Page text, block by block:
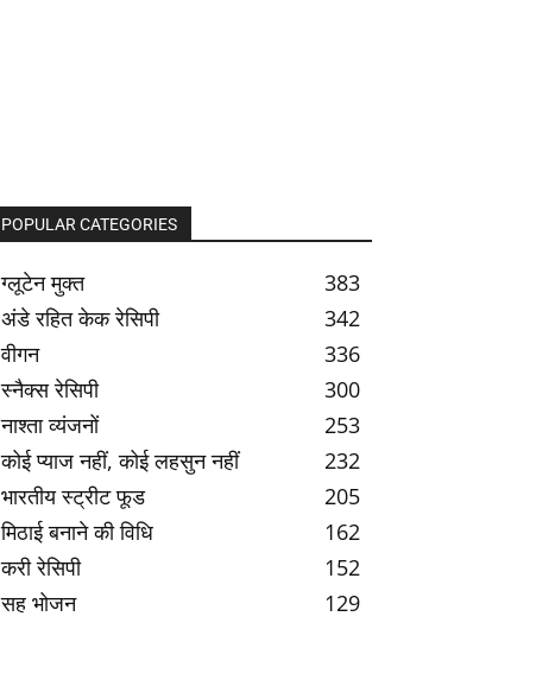
POPULAR CATEGORIES
ग्लूटेन मुक्त
383
अंडे रहित केक रेसिपी
342
वीगन
336
स्नैक्स रेसिपी
300
नाश्ता व्यंजनों
253
कोई प्याज नहीं, कोई लहसुन नहीं
232
भारतीय स्ट्रीट फूड
205
मिठाई बनाने की विधि
162
करी रेसिपी
152
सह भोजन
129